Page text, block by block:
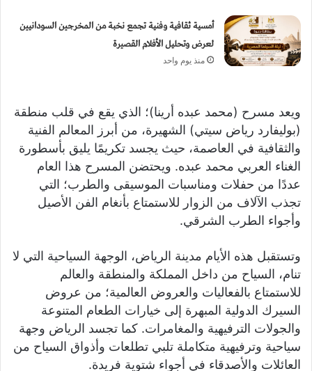
أمسية ثقافية وفنية تجمع نخبة من المخرجين السودانيين
لعرض وتحليل الأفلام القصيرة
منذ يوم واحد
ويعد مسرح (محمد عبده أرينا)؛ الذي يقع في قلب منطقة
(بوليفارد رياض سيتي) الشهيرة، من أبرز المعالم الفنية
والثقافية في العاصمة، حيث يجسد تكريمًا يليق بأسطورة
الغناء العربي محمد عبده. ويحتضن المسرح هذا العام
عددًا من حفلات ومناسبات الموسيقى والطرب؛ التي
تجذب الآلاف من الزوار للاستمتاع بأنغام الفن الأصيل
وأجواء الطرب الشرقي.
وتستقبل هذه الأيام مدينة الرياض، الوجهة السياحية التي لا
تنام، السياح من داخل المملكة والمنطقة والعالم
للاستمتاع بالفعاليات والعروض العالمية؛ من عروض
السيرك الدولية المبهرة إلى خيارات الطعام المتنوعة
والجولات الترفيهية والمغامرات. كما تجسد الرياض وجهة
سياحية وترفيهية متكاملة تلبي تطلعات وأذواق السياح من
العائلات والأصدقاء في أجواء شتوية فريدة.